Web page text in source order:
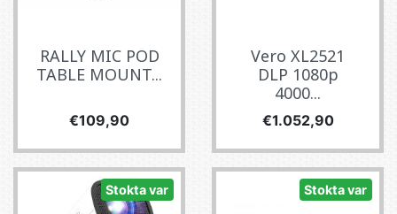
RALLY MIC POD
TABLE MOUNT...
Fiyat
€109,90
Vero XL2521
DLP 1080p
4000...
Fiyat
€1.052,90
Stokta var Stokta var